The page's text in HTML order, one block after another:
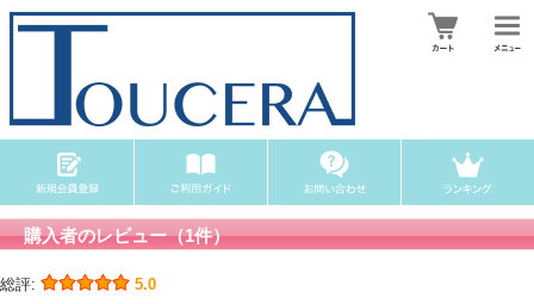
購入者のレビュー（1件）
総評: 5.0